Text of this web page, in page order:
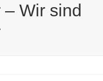
Wir sind